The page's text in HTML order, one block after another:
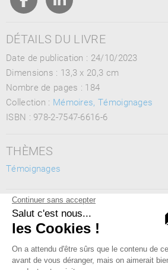
DÉTAILS DU LIVRE
Date de publication : 24/10/2023
Dimensions : 13,3 x 20,3 cm
Nombre de pages : 184
Collection : Mémoires, Témoignages
ISBN : 978-2-7547-6616-6
THÈMES
Témoignages
MOTS CLÉS
adoption, quête des origines, identité,